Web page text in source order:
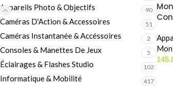
Appareils Photo & Objectifs 90
Caméras D'Action & Accessoires 51
Caméras Instantanée & Accéssoires 2
Consoles & Manettes De Jeux 5
Éclairages & Flashes Studio 102
Informatique & Mobilité 417